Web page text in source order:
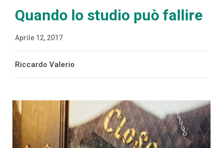
Quando lo studio può fallire
Aprile 12, 2017
Riccardo Valerio